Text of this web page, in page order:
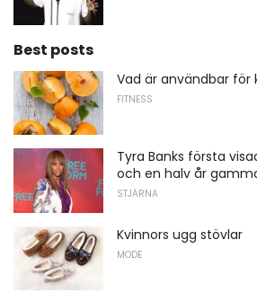
Best posts
Vad är användbar för
FITNESS
Tyra Banks första
och en halv år
STJÄRNA
Kvinnors ugg stövlar
MODE